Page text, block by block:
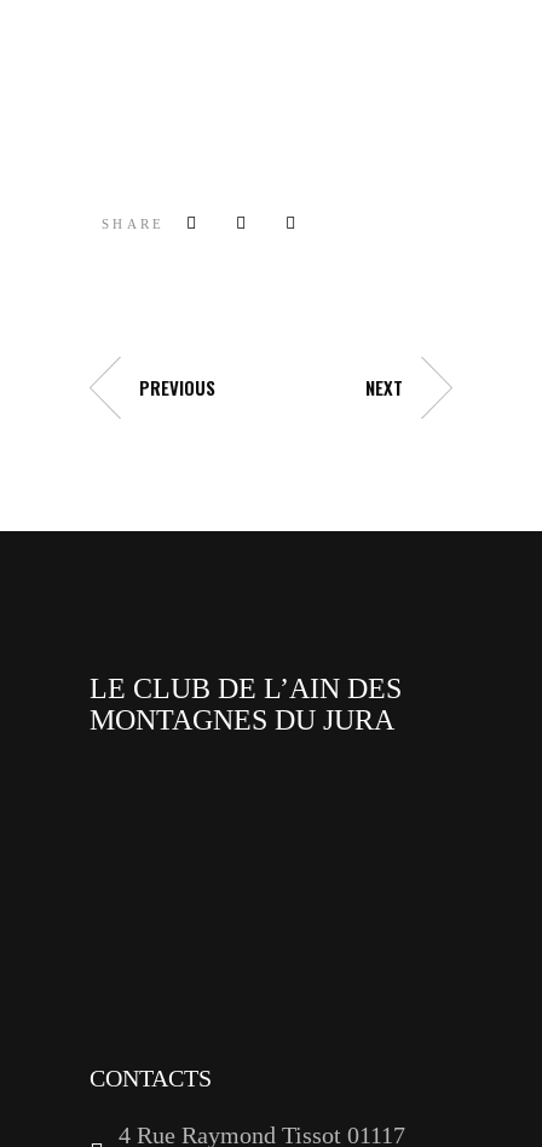
SHARE
PREVIOUS NEXT
LE CLUB DE L’AIN DES
MONTAGNES DU JURA
CONTACTS
4 Rue Raymond Tissot 01117